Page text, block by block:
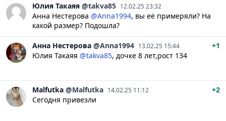
Юлия Такаяя @takva85 12.02.25 23:32
Анна Нестерова @Anna1994, вы её примеряли? На
какой размер? Подошла?
Анна Нестерова @Anna1994 13.02.25 15:44
+1
Юлия Такаяя @takva85, дочке 8 лет,рост 134
Malfutka @Malfutka 14.02.25 11:12
+2
Сегодня привезли